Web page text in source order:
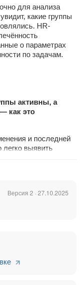
для анализа
какие группы
HR-
о параметрах
по задачам.
активны, а
как это
и последней
выявить
разбора
коннектора.
Версия 2 · 27.10.2025